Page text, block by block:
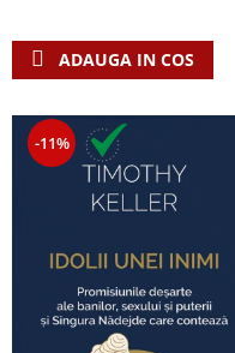
ADAUGA IN COS
-11%